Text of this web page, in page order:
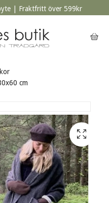
| Fraktfritt över 599kr
cm